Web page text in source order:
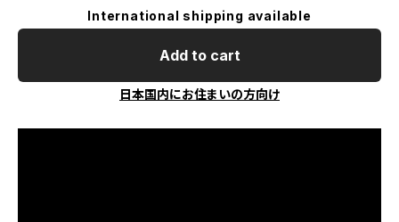
International shipping available
Add to cart
日本国内にお住まいの方向け